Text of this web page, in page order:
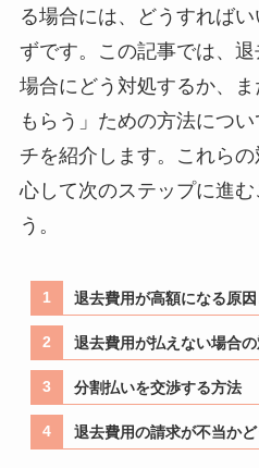
る場合には、どうすれば
ずです。この記事では、
場合にどう対処するか、
もらう」ための方法につ
チを紹介します。これら
心して次のステップに進
う。
退去費用が高額になる原
退去費用が払えない場合
分割払いを交渉する方法
退去費用の請求が不当か